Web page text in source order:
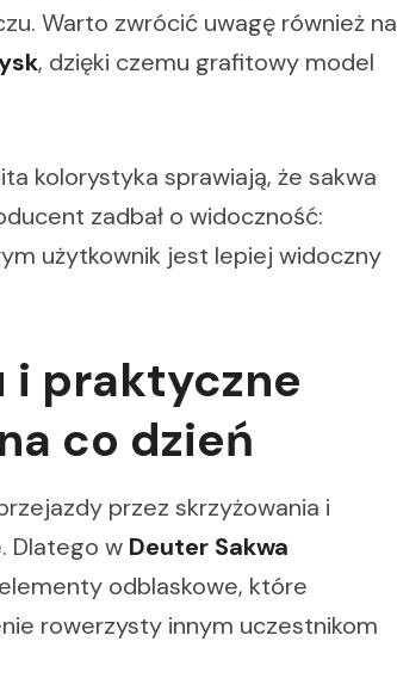
Warto zwrócić uwagę również na
, dzięki czemu grafitowy model
kolorystyka sprawiają, że sakwa
zadbał o widoczność:
użytkownik jest lepiej widoczny
i praktyczne
co dzień
przez skrzyżowania i
Dlatego w Deuter Sakwa
odblaskowe, które
rowerzysty innym uczestnikom